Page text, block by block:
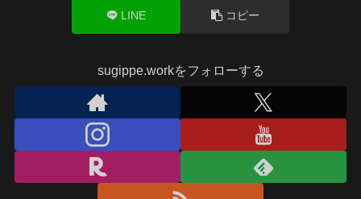
LINE コピー
sugippe.workをフォローする